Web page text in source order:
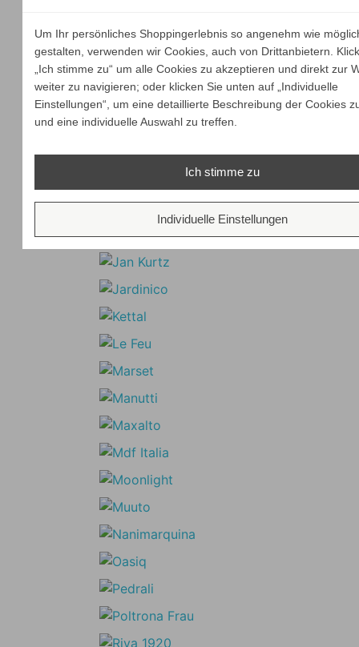
Um Ihr persönliches Shoppingerlebnis so angenehm wie
gestalten, verwenden wir Cookies, auch von Drittanbietern.
„Ich stimme zu“ um alle Cookies zu akzeptieren und direkt zur
weiter zu navigieren; oder klicken Sie unten auf „Individuelle
Einstellungen“, um eine detaillierte Beschreibung der Cookies
und eine individuelle Auswahl zu treffen.
Ich stimme zu
Individuelle Einstellungen